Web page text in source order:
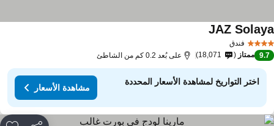
فندق
JAZ
9.7 ممتاز 18,071 على بُعد 0.2 كم من الشاطئ
اختر التواريخ لمشاهدة الأسعار المحددة
مشاهدة الأسعار